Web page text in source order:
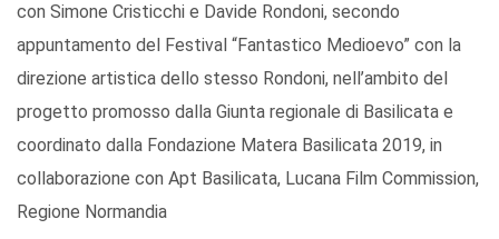
con Simone Cristicchi e Davide Rondoni, secondo
appuntamento del Festival “Fantastico Medioevo” con la
direzione artistica dello stesso Rondoni, nell’ambito del
progetto promosso dalla Giunta regionale di Basilicata e
coordinato dalla Fondazione Matera Basilicata 2019, in
collaborazione con Apt Basilicata, Lucana Film Commission,
Regione Normandia